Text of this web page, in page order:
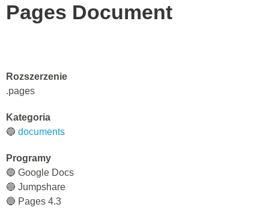
Pages Document
Rozszerzenie
.pages
Kategoria
🔵 documents
Programy
🔵 Google Docs
🔵 Jumpshare
🔵 Pages 4.3